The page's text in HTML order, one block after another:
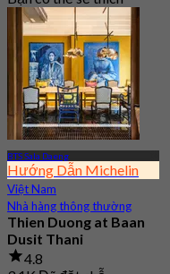
BTS Sala Daeng
Hướng Dẫn Michelin
Việt Nam
Nhà hàng thông thường
Thien Duong at Baan
Dusit Thani
4.8